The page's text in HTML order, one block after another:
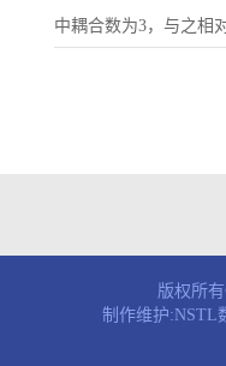
中耦合数为3，与之相
版权所
制作维护:NSTL